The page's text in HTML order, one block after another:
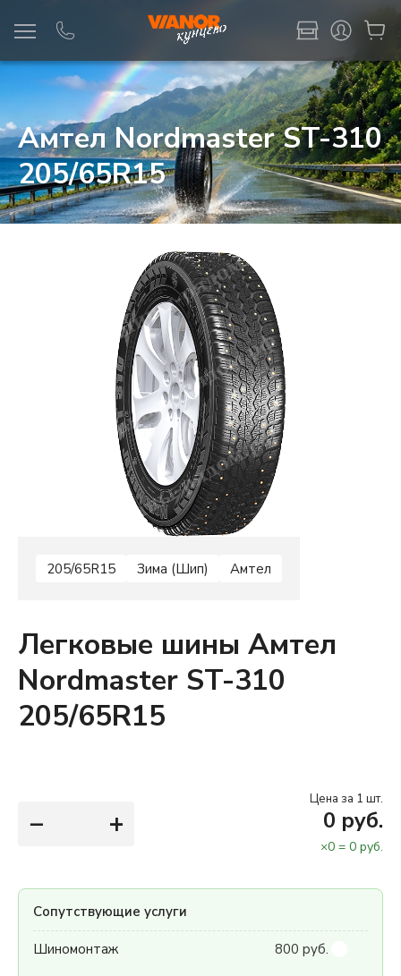
Амтел Nordmaster ST-310
205/65R15
205/65R15 Зима (Шип) Амтел
Легковые шины Амтел
Nordmaster ST-310
205/65R15
− +
Цена за 1 шт.
0 руб.
×0 = 0 руб.
Сопутствующие услуги
Шиномонтаж 800 руб.
Информация Фото товара